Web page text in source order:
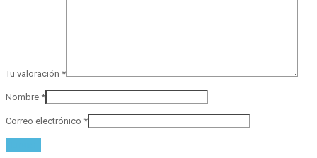
Tu valoración *
Nombre *
Correo electrónico *